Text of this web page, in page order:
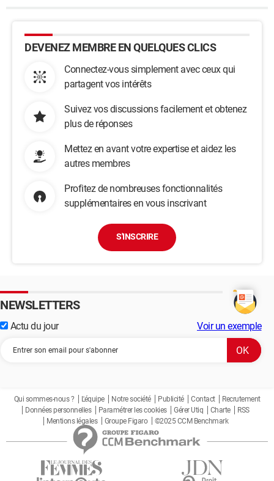
DEVENEZ MEMBRE EN QUELQUES CLICS
Connectez-vous simplement avec ceux qui
partagent vos intérêts
Suivez vos discussions facilement et obtenez
plus de réponses
Mettez en avant votre expertise et aidez les
autres membres
Profitez de nombreuses fonctionnalités
supplémentaires en vous inscrivant
S'INSCRIRE
NEWSLETTERS
Actu du jour Voir un exemple
Qui sommes-nous ? L'équipe Notre société Publicité Contact
Recrutement
Données personnelles
Paramétrer les cookies Gérer Utiq Charte
RSS
Mentions légales
Groupe Figaro ©2025 CCM Benchmark